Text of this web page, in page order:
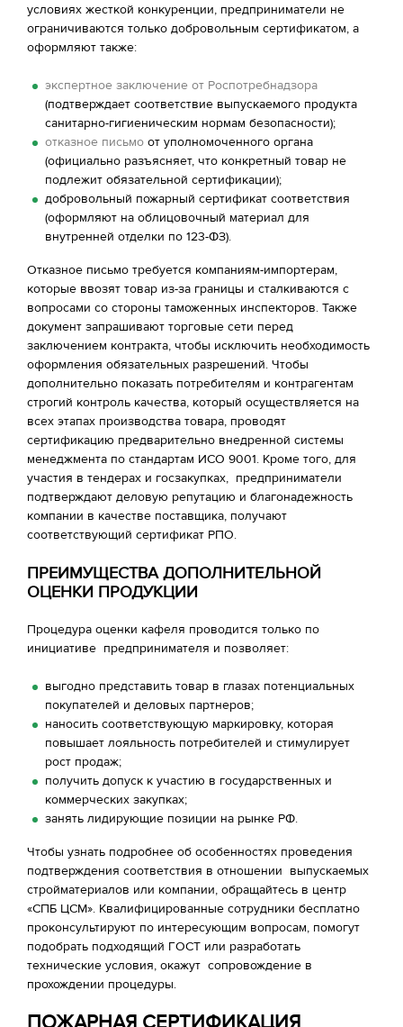
условиях жесткой конкуренции, предприниматели не
ограничиваются только добровольным сертификатом, а
оформляют также:
экспертное заключение от Роспотребнадзора
(подтверждает соответствие выпускаемого продукта
санитарно-гигиеническим нормам безопасности);
отказное письмо от уполномоченного органа
(официально разъясняет, что конкретный товар не
подлежит обязательной сертификации);
добровольный пожарный сертификат соответствия
(оформляют на облицовочный материал для
внутренней отделки по 123-ФЗ).
Отказное письмо требуется компаниям-импортерам,
которые ввозят товар из-за границы и сталкиваются с
вопросами со стороны таможенных инспекторов. Также
документ запрашивают торговые сети перед
заключением контракта, чтобы исключить необходимость
оформления обязательных разрешений. Чтобы
дополнительно показать потребителям и контрагентам
строгий контроль качества, который осуществляется на
всех этапах производства товара, проводят
сертификацию предварительно внедренной системы
менеджмента по стандартам ИСО 9001. Кроме того, для
участия в тендерах и госзакупках, предприниматели
подтверждают деловую репутацию и благонадежность
компании в качестве поставщика, получают
соответствующий сертификат РПО.
ПРЕИМУЩЕСТВА ДОПОЛНИТЕЛЬНОЙ
ОЦЕНКИ ПРОДУКЦИИ
Процедура оценки кафеля проводится только по
инициативе предпринимателя и позволяет:
выгодно представить товар в глазах потенциальных
покупателей и деловых партнеров;
наносить соответствующую маркировку, которая
повышает лояльность потребителей и стимулирует
рост продаж;
получить допуск к участию в государственных и
коммерческих закупках;
занять лидирующие позиции на рынке РФ.
Чтобы узнать подробнее об особенностях проведения
подтверждения соответствия в отношении выпускаемых
стройматериалов или компании, обращайтесь в центр
«СПБ ЦСМ». Квалифицированные сотрудники бесплатно
проконсультируют по интересующим вопросам, помогут
подобрать подходящий ГОСТ или разработать
технические условия, окажут сопровождение в
прохождении процедуры.